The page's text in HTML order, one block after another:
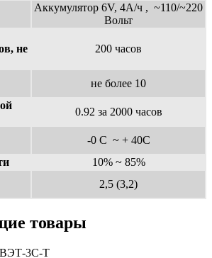
Аккумулятор 6V, 4А/ч , ~110/~220
Вольт
не
200 часов
не более 10
0.92 за 2000 часов
-0 С ~ + 40С
10% ~ 85%
2,5 (3,2)
товары